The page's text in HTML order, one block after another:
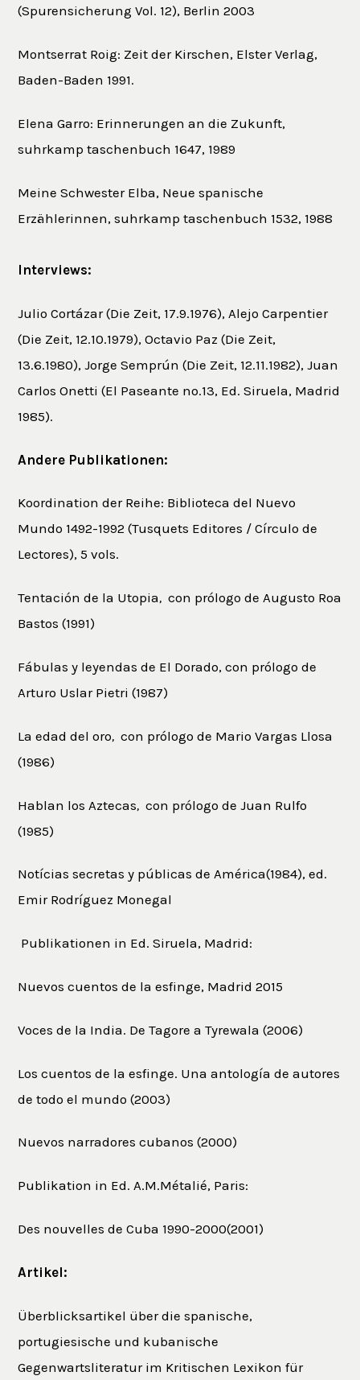
(Spurensicherung Vol. 12), Berlin 2003
Montserrat Roig: Zeit der Kirschen, Elster Verlag,
Baden-Baden 1991.
Elena Garro: Erinnerungen an die Zukunft,
suhrkamp taschenbuch 1647, 1989
Meine Schwester Elba, Neue spanische
Erzählerinnen, suhrkamp taschenbuch 1532, 1988
Interviews:
Julio Cortázar (Die Zeit, 17.9.1976), Alejo Carpentier
(Die Zeit, 12.10.1979), Octavio Paz (Die Zeit,
13.6.1980), Jorge Semprún (Die Zeit, 12.11.1982), Juan
Carlos Onetti (El Paseante no.13, Ed. Siruela, Madrid
1985).
Andere Publikationen:
Koordination der Reihe: Biblioteca del Nuevo
Mundo 1492-1992 (Tusquets Editores / Círculo de
Lectores), 5 vols.
Tentación de la Utopia, con prólogo de Augusto Roa
Bastos (1991)
Fábulas y leyendas de El Dorado, con prólogo de
Arturo Uslar Pietri (1987)
La edad del oro, con prólogo de Mario Vargas Llosa
(1986)
Hablan los Aztecas, con prólogo de Juan Rulfo
(1985)
Notícias secretas y públicas de América(1984), ed.
Emir Rodríguez Monegal
Publikationen in Ed. Siruela, Madrid:
Nuevos cuentos de la esfinge, Madrid 2015
Voces de la India. De Tagore a Tyrewala (2006)
Los cuentos de la esfinge. Una antología de autores
de todo el mundo (2003)
Nuevos narradores cubanos (2000)
Publikation in Ed. A.M.Métalié, Paris:
Des nouvelles de Cuba 1990-2000(2001)
Artikel:
Überblicksartikel über die spanische,
portugiesische und kubanische
Gegenwartsliteratur im Kritischen Lexikon für